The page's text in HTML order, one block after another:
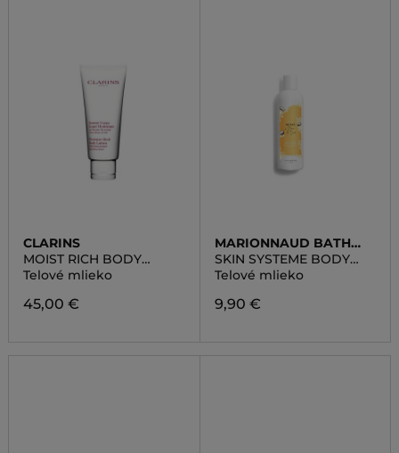
CLARINS
MOIST RICH BODY
LOTION
Telové mlieko
45,00 €
MARIONNAUD BATH
LINE
SKIN SYSTEME BODY
MILK MONOI COCONUT
Telové mlieko
9,90 €